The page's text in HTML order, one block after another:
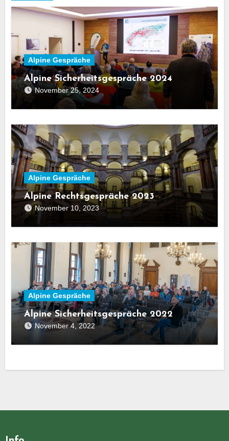
Alpine Gespräche
Alpine Sicherheitsgespräche 2024
November 25, 2024
Alpine Gespräche
Alpine Rechtsgespräche 2023
November 10, 2023
Alpine Gespräche
Alpine Sicherheitsgespräche 2022
November 4, 2022